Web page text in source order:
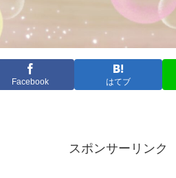
Facebook はてブ
スポンサーリンク